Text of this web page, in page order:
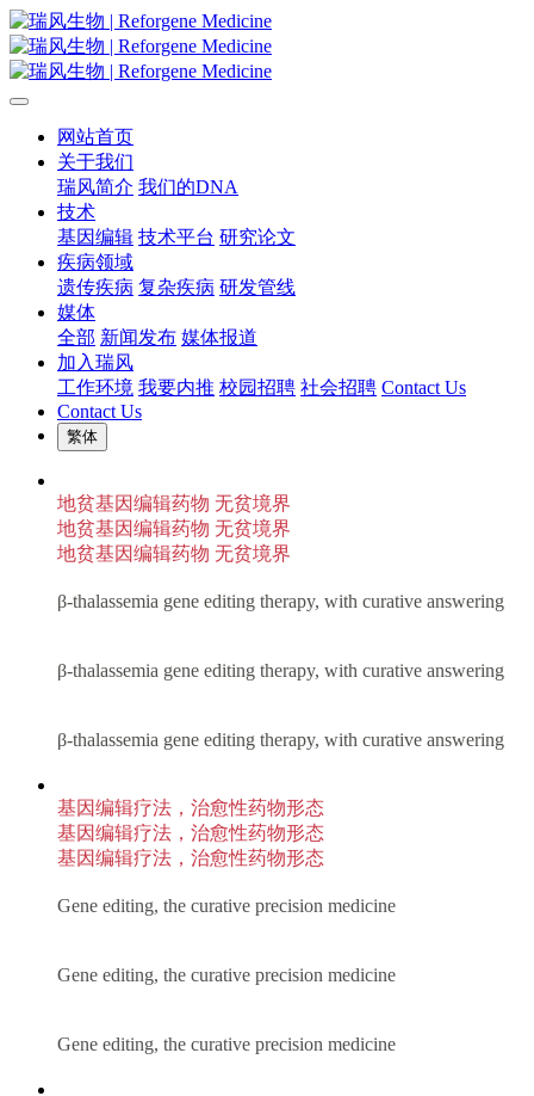
网站首页
关于我们
瑞风简介 我们的DNA
技术
基因编辑 技术平台 研究论文
疾病领域
遗传疾病 复杂疾病 研发管线
媒体
全部 新闻发布 媒体报道
加入瑞风
工作环境 我要内推 校园招聘 社会招聘 Contact Us
Contact Us
繁体
地贫基因编辑药物 无贫境界
地贫基因编辑药物 无贫境界
地贫基因编辑药物 无贫境界
β-thalassemia gene editing therapy, with curative answering
β-thalassemia gene editing therapy, with curative answering
β-thalassemia gene editing therapy, with curative answering
基因编辑疗法，治愈性药物形态
基因编辑疗法，治愈性药物形态
基因编辑疗法，治愈性药物形态
Gene editing, the curative precision medicine
Gene editing, the curative precision medicine
Gene editing, the curative precision medicine